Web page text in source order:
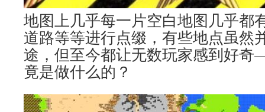
地图上几乎每一片空白地图几乎都
道路等等进行点缀，有些地点虽然
途，但至今都让无数玩家感到好
竟是做什么的？